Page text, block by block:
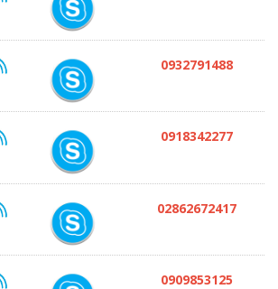
0932791488
0918342277
02862672417
0909853125